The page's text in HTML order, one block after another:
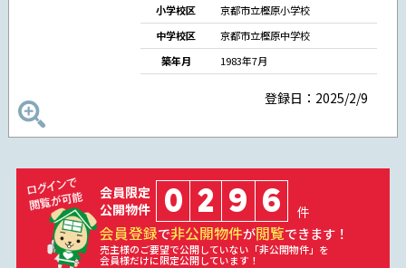
小学校区
京都市立樫原小学校
中学校区
京都市立樫原中学校
築年月
1983年7月
登録日：2025/2/9
会員限定
公開物件
0 2 9 6 件
会員登録で非公開物件が閲覧できます！
売主様のご要望で公開していない「非公開物件」を
会員様だけに限定公開しています！